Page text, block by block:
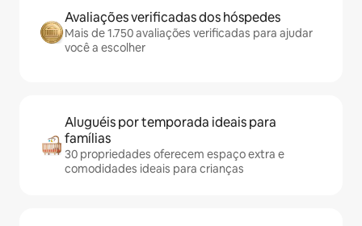
Avaliações verificadas dos hóspedes
Mais de 1.750 avaliações verificadas para ajudar
você a escolher
Aluguéis por temporada ideais para
famílias
30 propriedades oferecem espaço extra e
comodidades ideais para crianças